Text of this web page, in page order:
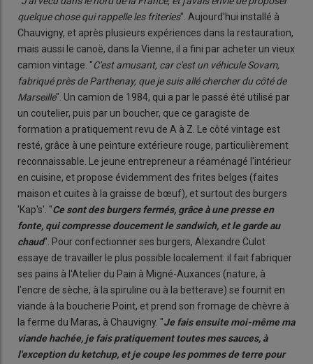
quelque chose qui rappelle les friteries". Aujourd'hui installé à
Chauvigny, et après plusieurs expériences dans la restauration,
mais aussi le canoë, dans la Vienne, il a fini par acheter un vieux
camion vintage. "C'est amusant, car c'est un véhicule Sovam,
fabriqué près de Parthenay, que je suis allé chercher du côté de
Marseille". Un camion de 1984, qui a par le passé été utilisé par
un coutelier, puis par un boucher, que ce garagiste de
formation a pratiquement revu de A à Z. Le côté vintage est
resté, grâce à une peinture extérieure rouge, particulièrement
reconnaissable. Le jeune entrepreneur a réaménagé l'intérieur
en cuisine, et propose évidemment des frites belges (faites
maison et cuites à la graisse de bœuf), et surtout des burgers
'Kap's'. "Ce sont des burgers fermés, grâce à une presse en
fonte, qui compresse doucement le sandwich, et le garde au
chaud". Pour confectionner ses burgers, Alexandre Culot
essaye de travailler le plus possible localement: il fait fabriquer
ses pains à l'Atelier du Pain à Migné-Auxances (nature, à
l'encre de sèche, à la spiruline ou à la betterave) se fournit en
viande à la boucherie Point, et prend son fromage de chèvre à
la ferme du Maras, à Chauvigny. "Je fais ensuite moi-même ma
viande hachée, je fais pratiquement toutes mes sauces, à
l'exception du ketchup, et je coupe les pommes de terre pour